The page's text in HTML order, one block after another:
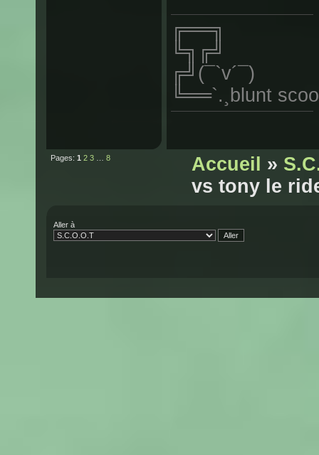
╔══╗
╚╗╔╝
╔╝(¯`v´¯)
╚══`.¸blunt
Pages: 1 2 3 8 Accueil »
vs tony le
Aller à